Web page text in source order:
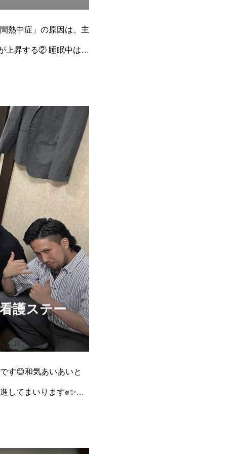
熱中症」の原因は、主
上昇する② 睡眠中は水
す😊和気あいあいと
してまいります✊✨よ